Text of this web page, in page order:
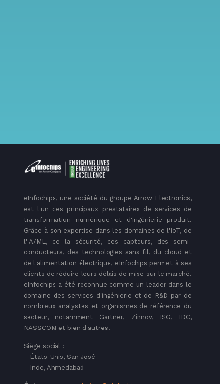
eInfochips, une société du groupe Arrow Electronics,
est l'un des principaux prestataires de services de
transformation numérique et d'ingénierie produit.
Grâce à son expertise dans les domaines de l'IoT, de
l'IA/ML, de la sécurité, des capteurs, des semi-
conducteurs, des technologies sans fil, du cloud et
de l'alimentation électrique, eInfochips permet à ses
clients de réduire leurs délais de mise sur le marché.
eInfochips a été reconnue comme un leader dans le
domaine des services d'ingénierie et de R&D par de
nombreux analystes et organismes de référence du
secteur, notamment Gartner, Zinnov, ISG, IDC,
NASSCOM et bien d'autres.
Siège social :
– États-Unis, San José
– Inde, Ahmedabad